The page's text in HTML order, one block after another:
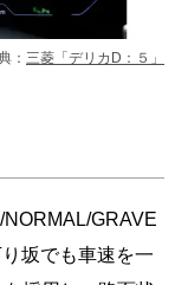
： 三菱「デリカD：５」
GRAVE
坂でも車速を一